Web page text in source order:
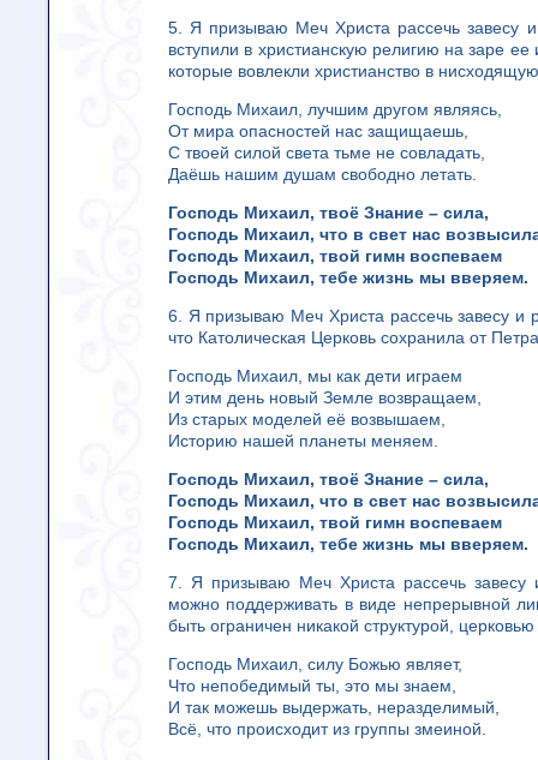
5. Я призываю Меч Христа рассечь завесу
вступили в христианскую религию на заре
которые вовлекли христианство в
Господь Михаил, лучшим другом являясь,
От мира опасностей нас защищаешь,
С твоей силой света тьме не совладать,
Даёшь нашим душам свободно летать.
Господь Михаил, твоё Знание – сила,
Господь Михаил, что в свет нас
Господь Михаил, твой гимн воспеваем
Господь Михаил, тебе жизнь мы вверяем.
6. Я призываю Меч Христа рассечь завесу и
что Католическая Церковь сохранила от
Господь Михаил, мы как дети играем
И этим день новый Земле возвращаем,
Из старых моделей её возвышаем,
Историю нашей планеты меняем.
Господь Михаил, твоё Знание – сила,
Господь Михаил, что в свет нас
Господь Михаил, твой гимн воспеваем
Господь Михаил, тебе жизнь мы вверяем.
7. Я призываю Меч Христа рассечь завесу
можно поддерживать в виде непрерывной
быть ограничен никакой структурой,
Господь Михаил, силу Божью являет,
Что непобедимый ты, это мы знаем,
И так можешь выдержать, неразделимый,
Всё, что происходит из группы змеиной.